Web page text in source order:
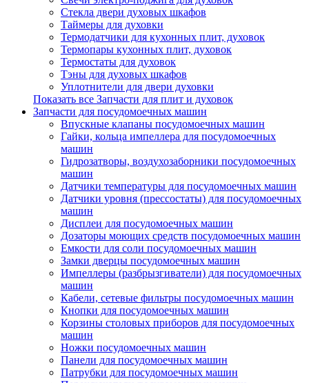
Стекла двери духовых шкафов
Таймеры для духовки
Термодатчики для кухонных плит, духовок
Термопары кухонных плит, духовок
Термостаты для духовок
Тэны для духовых шкафов
Уплотнители для двери духовки
Показать все Запчасти для плит и духовок
Запчасти для посудомоечных машин
Впускные клапаны посудомоечных машин
Гайки, кольца импеллера для посудомоечных
машин
Гидрозатворы, воздухозаборники посудомоечных
машин
Датчики температуры для посудомоечных машин
Датчики уровня (прессостаты) для посудомоечных
машин
Дисплеи для посудомоечных машин
Дозаторы моющих средств посудомоечных машин
Емкости для соли посудомоечных машин
Замки дверцы посудомоечных машин
Импеллеры (разбрызгиватели) для посудомоечных
машин
Кабели, сетевые фильтры посудомоечных машин
Кнопки для посудомоечных машин
Корзины столовых приборов для посудомоечных
машин
Ножки посудомоечных машин
Панели для посудомоечных машин
Патрубки для посудомоечных машин